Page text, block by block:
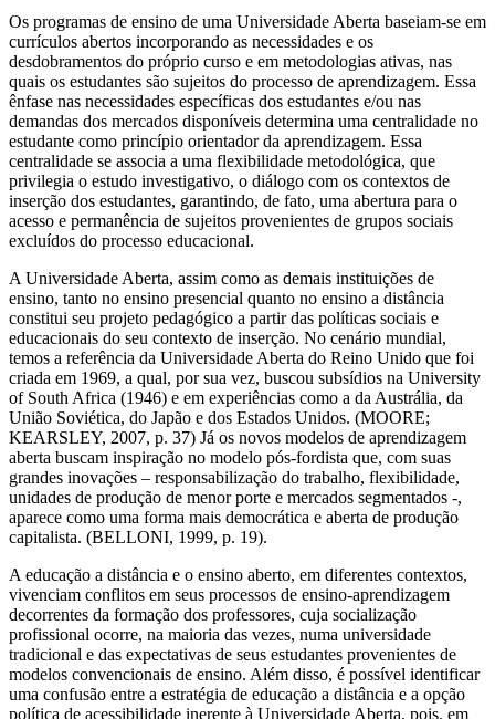
Os programas de ensino de uma Universidade Aberta baseiam-se em
currículos abertos incorporando as necessidades e os
desdobramentos do próprio curso e em metodologias ativas, nas
quais os estudantes são sujeitos do processo de aprendizagem. Essa
ênfase nas necessidades específicas dos estudantes e/ou nas
demandas dos mercados disponíveis determina uma centralidade no
estudante como princípio orientador da aprendizagem. Essa
centralidade se associa a uma flexibilidade metodológica, que
privilegia o estudo investigativo, o diálogo com os contextos de
inserção dos estudantes, garantindo, de fato, uma abertura para o
acesso e permanência de sujeitos provenientes de grupos sociais
excluídos do processo educacional.
A Universidade Aberta, assim como as demais instituições de
ensino, tanto no ensino presencial quanto no ensino a distância
constitui seu projeto pedagógico a partir das políticas sociais e
educacionais do seu contexto de inserção. No cenário mundial,
temos a referência da Universidade Aberta do Reino Unido que foi
criada em 1969, a qual, por sua vez, buscou subsídios na University
of South Africa (1946) e em experiências como a da Austrália, da
União Soviética, do Japão e dos Estados Unidos. (MOORE;
KEARSLEY, 2007, p. 37) Já os novos modelos de aprendizagem
aberta buscam inspiração no modelo pós-fordista que, com suas
grandes inovações – responsabilização do trabalho, flexibilidade,
unidades de produção de menor porte e mercados segmentados -,
aparece como uma forma mais democrática e aberta de produção
capitalista. (BELLONI, 1999, p. 19).
A educação a distância e o ensino aberto, em diferentes contextos,
vivenciam conflitos em seus processos de ensino-aprendizagem
decorrentes da formação dos professores, cuja socialização
profissional ocorre, na maioria das vezes, numa universidade
tradicional e das expectativas de seus estudantes provenientes de
modelos convencionais de ensino. Além disso, é possível identificar
uma confusão entre a estratégia de educação a distância e a opção
política de acessibilidade inerente à Universidade Aberta, pois, em